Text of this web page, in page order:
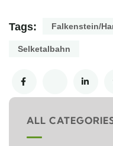
Tags: Falkenstein/
Selketalbahn
ALL